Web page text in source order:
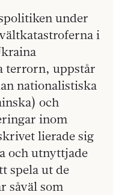
under
i
terrorn, uppstår
nationalistiska
och
inom
lierade sig
och utnyttjade
spela ut de
såväl som